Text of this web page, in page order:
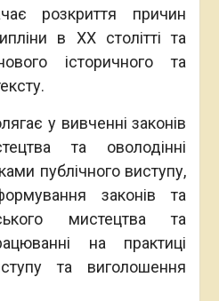
розкриття причин
в ХХ столітті та
історичного та
у вивченні законів
та оволодінні
публічного виступу,
законів та
мистецтва та
на практиці
та виголошення